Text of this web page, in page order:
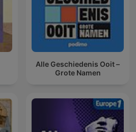
Alle Geschiedenis Ooit –
Grote Namen